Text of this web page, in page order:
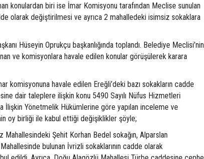
konulardan biri ise İmar Komisyonu tarafından Meclise sunulan
olarak değiştirilmesi ve ayrıca 2 mahalledeki isimsiz sokaklara
Hüseyin Oprukçu başkanlığında toplandı. Belediye Meclisi’nin
ve komisyonlara havale edilen konular görüşülerek karara
komisyonuna havale edilen Ereğli’deki bazı sokakların cadde
dair taleplere ilişkin konu 5490 Sayılı Nüfus Hizmetleri
İlişkin Yönetmelik Hükümlerine göre yapılan inceleme ve
oy birliği ile kabul ettiği değişiklikler şöyle;
Mahallesindeki Şehit Korhan Bedel sokağın, Alparslan
bulunan İvrizli sokaklarının cadde olarak